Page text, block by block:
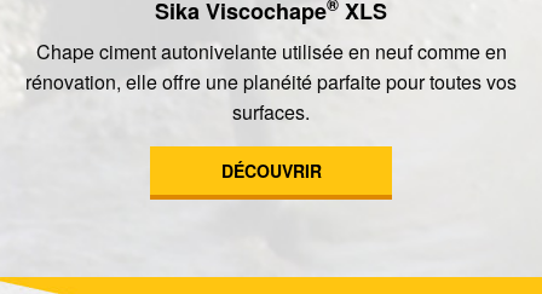
Sika Viscochape® XLS
Chape ciment autonivelante utilisée en neuf comme en
rénovation, elle offre une planéité parfaite pour toutes vos
surfaces.
DÉCOUVRIR